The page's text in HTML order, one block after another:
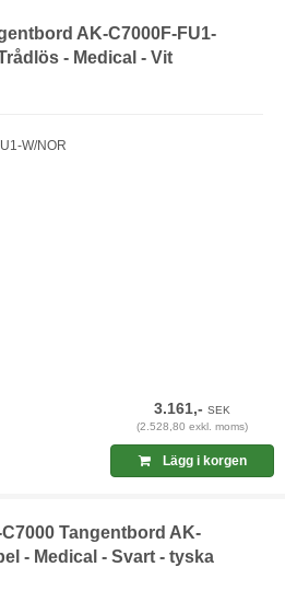
AK-C7000F-FU1-
- Medical - Vit
W/NOR
3.161,-SEK
(2.528,80 exkl. moms)
Lägg i korgen
Tangentbord AK-
- Medical - Svart - tyska